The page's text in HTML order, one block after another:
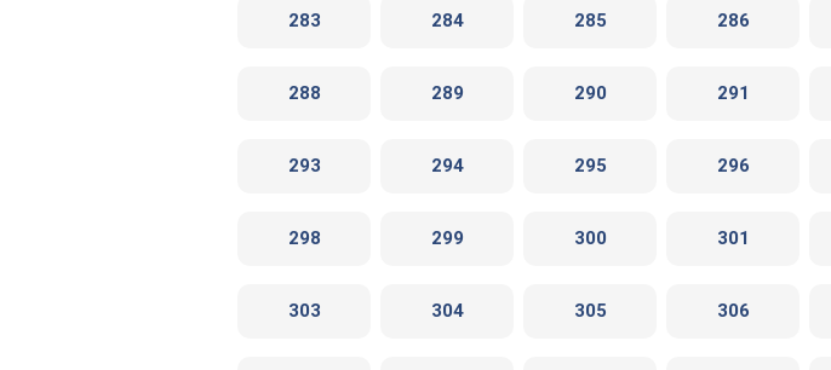
283 284 285 286
288 289 290 291
293 294 295 296
298 299 300 301
303 304 305 306